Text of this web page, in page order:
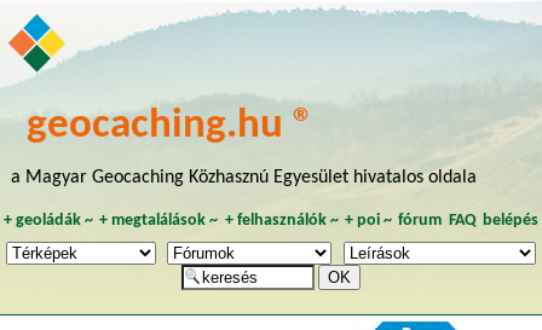
geocaching.hu ®
a Magyar Geocaching Közhasznú Egyesület hivatalos oldala
+ geoládák~ +megtalálások ~ + felhasználók~ + poi~ fórum FAQ belépés